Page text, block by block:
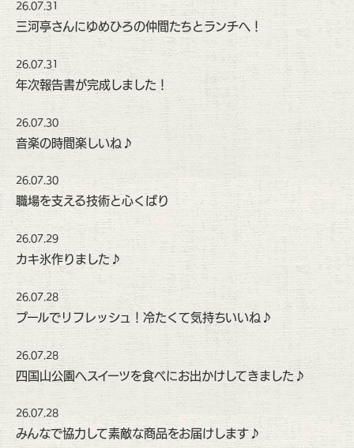
26.07.31
三河亭さんにゆめひろの仲間たちとランチへ！
26.07.31
年次報告書が完成しました！
26.07.30
音楽の時間楽しいね♪
26.07.30
職場を支える技術と心くばり
26.07.29
カキ氷作りました♪
26.07.28
プールでリフレッシュ！冷たくて気持ちいいね♪
26.07.28
四国山公園へスイーツを食べにお出かけしてきました♪
26.07.28
みんなで協力して素敵な商品をお届けします♪